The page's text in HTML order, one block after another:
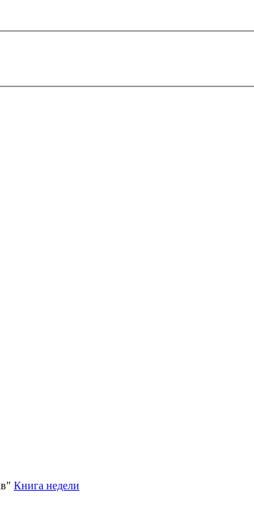
Книга недели